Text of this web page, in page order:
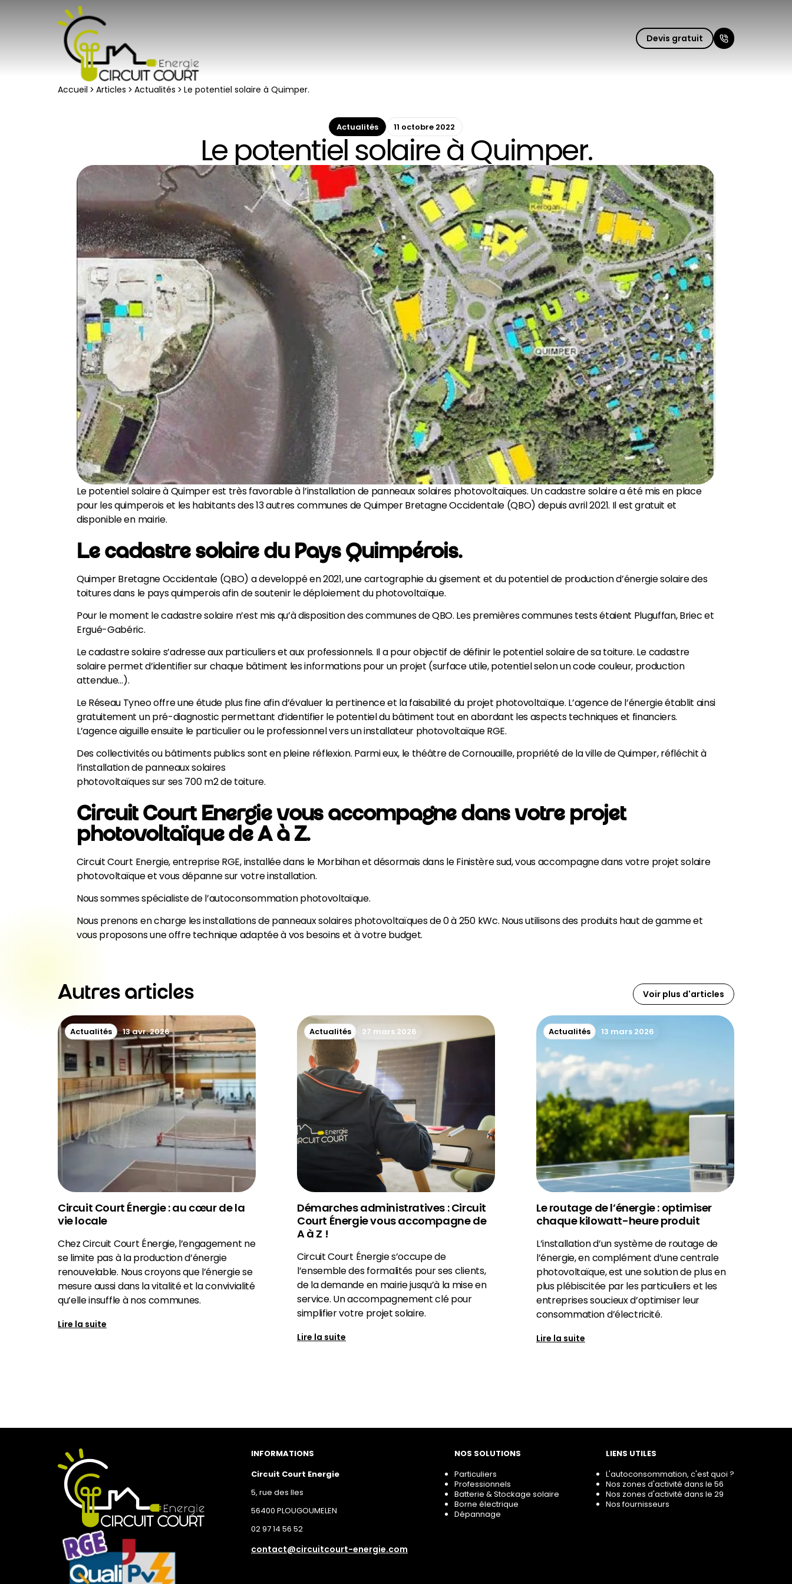
Devis gratuit Fermer le
Accueil Articles Actualités Le potentiel solaire à Quimper.
Actualités 11 octobre 2022
Le potentiel solaire à Quimper.
Le potentiel solaire à Quimper est très favorable à l’installation de panneaux solaires photovoltaïques. Un cadastre solaire a été mis en place
pour les quimperois et les habitants des 13 autres communes de Quimper Bretagne Occidentale (QBO) depuis avril 2021. Il est gratuit et
disponible en mairie.
Le cadastre solaire du Pays Quimpérois.
Quimper Bretagne Occidentale (QBO) a developpé en 2021, une cartographie du gisement et du potentiel de production d’énergie solaire des
toitures dans le pays quimperois afin de soutenir le déploiement du photovoltaïque.
Pour le moment le cadastre solaire n’est mis qu’à disposition des communes de QBO. Les premières communes tests étaient Pluguffan, Briec et
Ergué-Gabéric.
Le cadastre solaire s’adresse aux particuliers et aux professionnels. Il a pour objectif de définir le potentiel solaire de sa toiture. Le cadastre
solaire permet d’identifier sur chaque bâtiment les informations pour un projet (surface utile, potentiel selon un code couleur, production
attendue…).
Le Réseau Tyneo offre une étude plus fine afin d’évaluer la pertinence et la faisabilité du projet photovoltaïque. L’agence de l’énergie établit ainsi
gratuitement un pré-diagnostic permettant d’identifier le potentiel du bâtiment tout en abordant les aspects techniques et financiers.
L’agence aiguille ensuite le particulier ou le professionnel vers un installateur photovoltaïque RGE.
Des collectivités ou bâtiments publics sont en pleine réflexion. Parmi eux, le théâtre de Cornouaille, propriété de la ville de Quimper, réfléchit à
l’installation de panneaux solaires
photovoltaïques sur ses 700 m2 de toiture.
Circuit Court Energie vous accompagne dans votre projet
photovoltaïque de A à Z.
Circuit Court Energie, entreprise RGE, installée dans le Morbihan et désormais dans le Finistère sud, vous accompagne dans votre projet solaire
photovoltaïque et vous dépanne sur votre installation.
Nous sommes spécialiste de l’autoconsommation photovoltaïque.
Nous prenons en charge les installations de panneaux solaires photovoltaïques de 0 à 250 kWc. Nous utilisons des produits haut de gamme et
vous proposons une offre technique adaptée à vos besoins et à votre budget.
Autres articles Voir plus d'articles
Actualités 13 avr. 2026
Circuit Court Énergie : au cœur de la
vie locale
Chez Circuit Court Énergie, l’engagement ne
se limite pas à la production d’énergie
renouvelable. Nous croyons que l’énergie se
mesure aussi dans la vitalité et la convivialité
qu’elle insuffle à nos communes.
Lire la suite
Actualités 27 mars 2026
Démarches administratives : Circuit
Court Énergie vous accompagne de
A à Z !
Circuit Court Énergie s’occupe de
l’ensemble des formalités pour ses clients,
de la demande en mairie jusqu’à la mise en
service. Un accompagnement clé pour
simplifier votre projet solaire.
Lire la suite
Actualités 13 mars 2026
Le routage de l’énergie : optimiser
chaque kilowatt-heure produit
L’installation d’un système de routage de
l’énergie, en complément d’une centrale
photovoltaïque, est une solution de plus en
plus plébiscitée par les particuliers et les
entreprises soucieux d’optimiser leur
consommation d’électricité.
Lire la suite
INFORMATIONS
Circuit Court Energie
5, rue des Iles
56400 PLOUGOUMELEN
02 97 14 56 52
contact@circuitcourt-energie.com
NOS SOLUTIONS
Particuliers
Professionnels
Batterie & Stockage solaire
Borne électrique
Dépannage
LIENS UTILES
L'autoconsommation, c'est quoi ?
Nos zones d'activité dans le 56
Nos zones d'activité dans le 29
Nos fournisseurs